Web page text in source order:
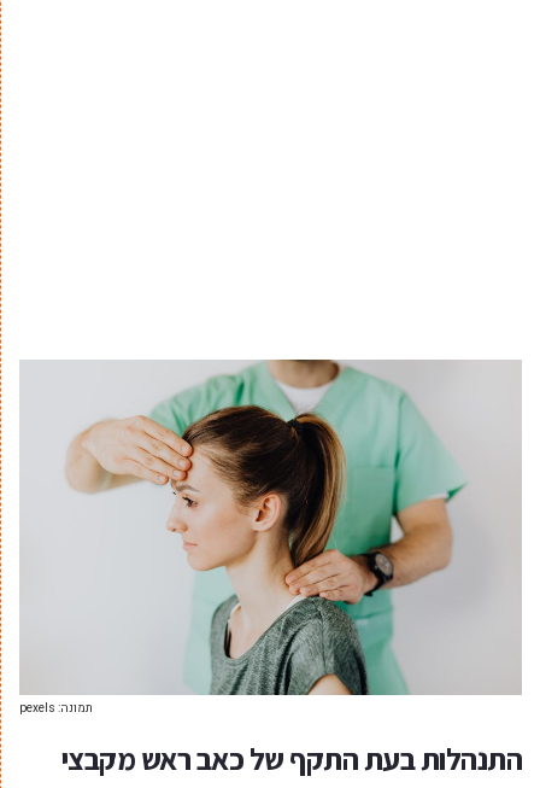
תמונה: pexels
התנהלות בעת התקף של כאב ראש מקבצי